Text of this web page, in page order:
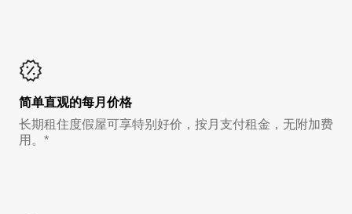
简单直观的每月价格
长期租住度假屋可享特别好价，按月支付租金，无附加费
用。*